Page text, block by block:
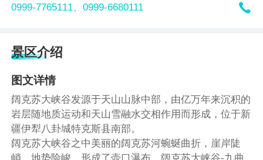
0999-7765111、0999-6680111 
景区介绍
图文详情
阔克苏大峡谷发源于天山山脉中部，由亿万年来沉积的
岩层随地质运动和天山雪融水交相作用而形成，位于新
疆伊犁八卦城特克斯县南部。
阔克苏大峡谷之中美丽的阔克苏河蜿蜒曲折，崖岸陡